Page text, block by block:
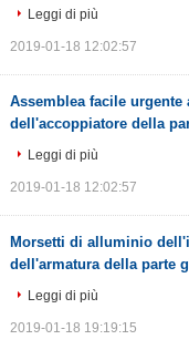
Leggi di più
2019-01-18 12:02:57
Assemblea facile
dell'accoppiatore della
Leggi di più
2019-01-18 12:02:57
Morsetti di alluminio
dell'armatura della parte
Leggi di più
2019-01-18 19:19:15